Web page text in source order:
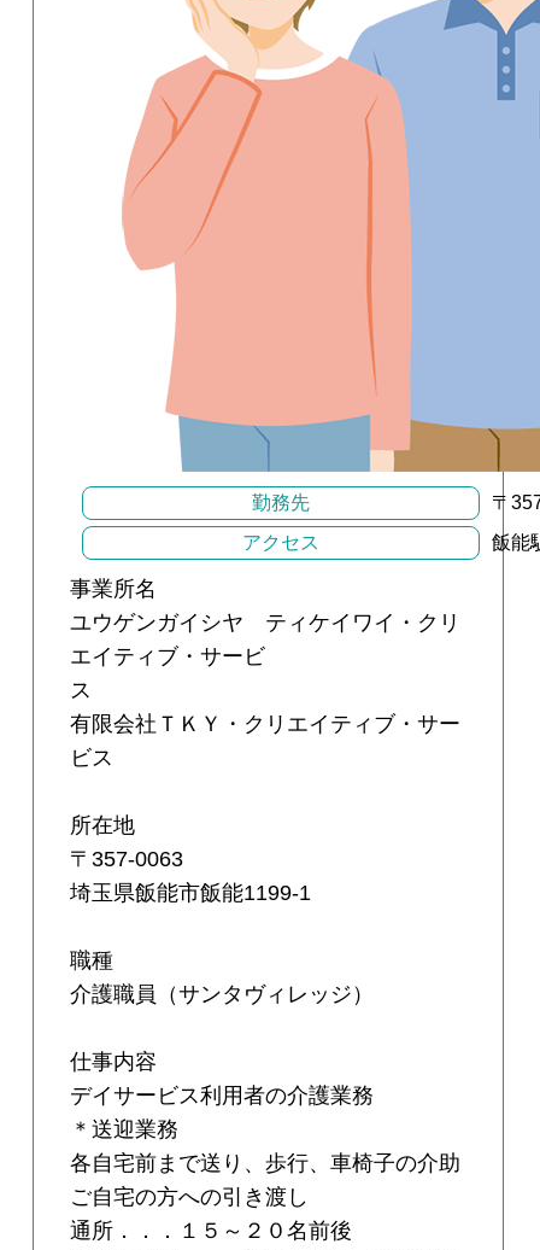
勤務先
〒
アクセス
飯能
事業所名
ユウゲンガイシヤ ティケイワイ・クリ
エイティブ・サービ
ス
有限会社ＴＫＹ・クリエイティブ・サー
ビス
所在地
〒357-0063
埼玉県飯能市飯能1199-1
職種
介護職員（サンタヴィレッジ）
仕事内容
デイサービス利用者の介護業務
＊送迎業務
各自宅前まで送り、歩行、車椅子の介助
ご自宅の方への引き渡し
通所．．．１５～２０名前後